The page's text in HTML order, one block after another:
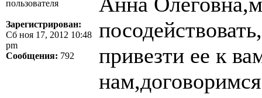
Зарегистрирован:
Сб ноя 17, 2012 10:48
pm
Сообщения: 792
привезти ее к